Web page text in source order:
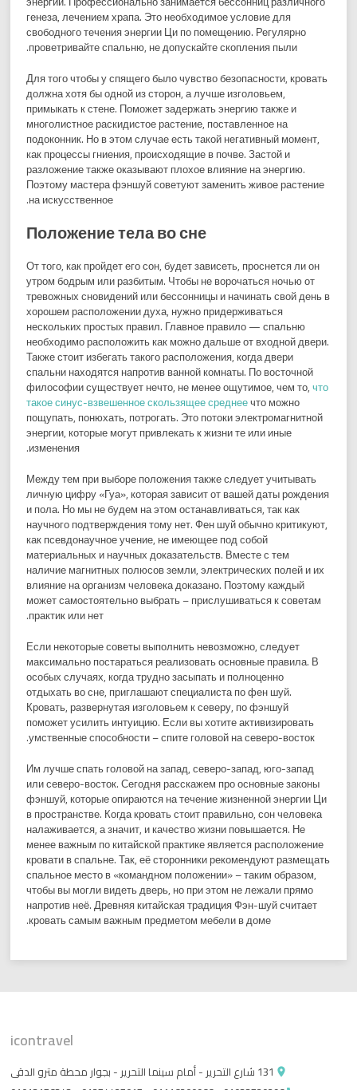
генеза, лечением храпа. Это необходимое условие для
свободного течения энергии Ци по помещению. Регулярно
проветривайте спальню, не допускайте скопления пыли.
Для того чтобы у спящего было чувство безопасности, кровать
должна хотя бы одной из сторон, а лучше изголовьем,
примыкать к стене. Поможет задержать энергию также и
многолистное раскидистое растение, поставленное на
подоконник. Но в этом случае есть такой негативный момент,
как процессы гниения, происходящие в почве. Застой и
разложение также оказывают плохое влияние на энергию.
Поэтому мастера фэншуй советуют заменить живое растение
на искусственное.
Положение тела во сне
От того, как пройдет его сон, будет зависеть, проснется ли он
утром бодрым или разбитым. Чтобы не ворочаться ночью от
тревожных сновидений или бессонницы и начинать свой день в
хорошем расположении духа, нужно придерживаться
нескольких простых правил. Главное правило — спальню
необходимо расположить как можно дальше от входной двери.
Также стоит избегать такого расположения, когда двери
спальни находятся напротив ванной комнаты. По восточной
философии существует нечто, не менее ощутимое, чем то,что
такое синус-взвешенное скользящее среднеечто можно
пощупать, понюхать, потрогать. Это потоки электромагнитной
энергии, которые могут привлекать к жизни те или иные
изменения.
Между тем при выборе положения также следует учитывать
личную цифру «Гуа», которая зависит от вашей даты рождения
и пола. Но мы не будем на этом останавливаться, так как
научного подтверждения тому нет. Фен шуй обычно критикуют,
как псевдонаучное учение, не имеющее под собой
материальных и научных доказательств. Вместе с тем
наличие магнитных полюсов земли, электрических полей и их
влияние на организм человека доказано. Поэтому каждый
может самостоятельно выбрать – прислушиваться к советам
практик или нет.
Если некоторые советы выполнить невозможно, следует
максимально постараться реализовать основные правила. В
особых случаях, когда трудно засыпать и полноценно
отдыхать во сне, приглашают специалиста по фен шуй.
Кровать, развернутая изголовьем к северу, по фэншуй
поможет усилить интуицию. Если вы хотите активизировать
умственные способности – спите головой на северо-восток.
Им лучше спать головой на запад, северо-запад, юго-запад
или северо-восток. Сегодня расскажем про основные законы
фэншуй, которые опираются на течение жизненной энергии Ци
в пространстве. Когда кровать стоит правильно, сон человека
налаживается, а значит, и качество жизни повышается. Не
менее важным по китайской практике является расположение
кровати в спальне. Так, её сторонники рекомендуют размещать
спальное место в «командном положении» – таким образом,
чтобы вы могли видеть дверь, но при этом не лежали прямо
напротив неё. Древняя китайская традиция Фэн-шуй считает
кровать самым важным предметом мебели в доме.
icontravel
place